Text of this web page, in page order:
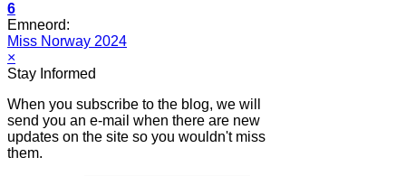
6
Emneord:
Miss Norway 2024
×
Stay Informed
When you subscribe to the blog, we will
send you an e-mail when there are new
updates on the site so you wouldn't miss
them.